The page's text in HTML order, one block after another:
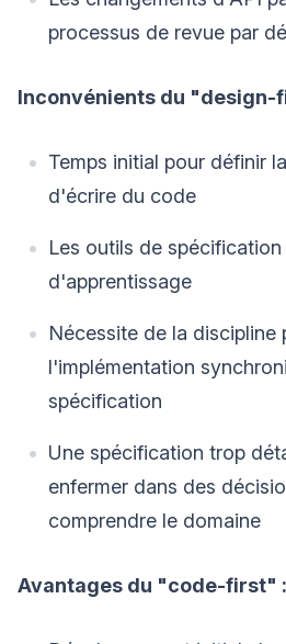
processus de revue par
Inconvénients du "design-
Temps initial pour définir
d'écrire du code
Les outils de
d'apprentissage
Nécessite de la discipline
l'implémentation
spécification
Une spécification trop
enfermer dans des
comprendre le domaine
Avantages du "code-first" :